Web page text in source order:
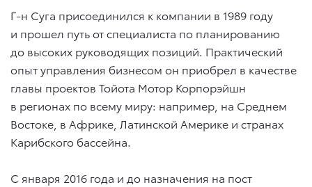
Г-н Суга присоединился к компании в 1989 году
и прошел путь от специалиста по планированию
до высоких руководящих позиций. Практический
опыт управления бизнесом он приобрел в качестве
главы проектов Тойота Мотор Корпорэйшн
в регионах по всему миру: например, на Среднем
Востоке, в Африке, Латинской Америке и странах
Карибского бассейна.
С января 2016 года и до назначения на пост